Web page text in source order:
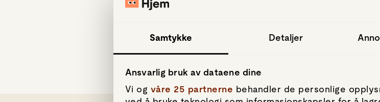
Samtykke Detaljer
Ansvarlig bruk av dataene dine
Vi og våre 25 partnerne behandler de personlige